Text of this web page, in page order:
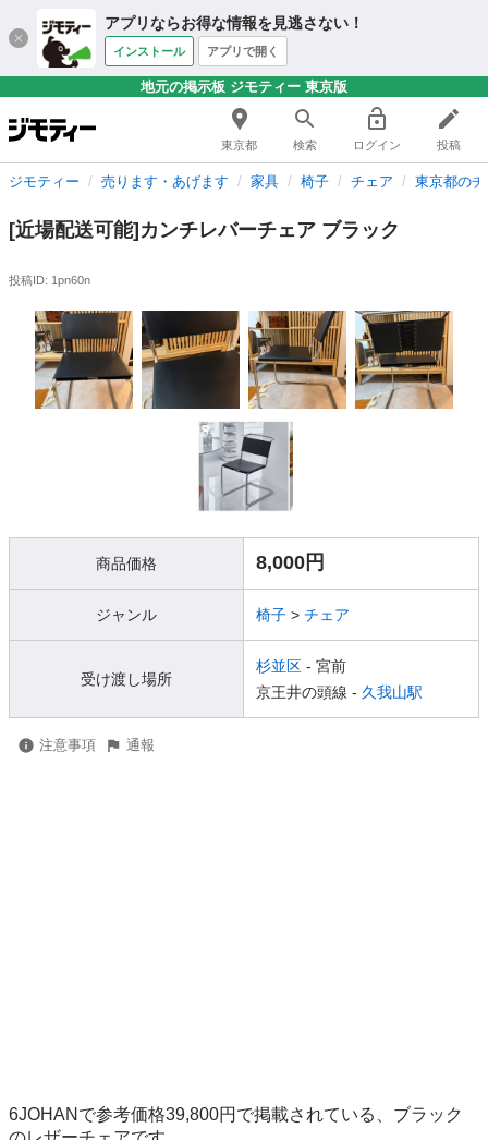
アプリならお得な情報を見逃さない！
インストール アプリで開く
地元の掲示板 ジモティー 東京版
東京都 検索 ログイン 投稿
ジモティー 売ります・あげます 家具 椅子 チェア 東京都の
[近場配送可能]カンチレバーチェア ブラック
投稿ID: 1pn60n
商品価格 8,000円
ジャンル 椅子 > チェア
受け渡し場所
杉並区 - 宮前
京王井の頭線 - 久我山駅
注意事項 通報
6JOHANで参考価格39,800円で掲載されている、ブラック